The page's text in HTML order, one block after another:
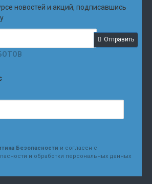
новостей и акций, подписавшись
Отправить
Безопасности и согласен с
и обработки персональных данных